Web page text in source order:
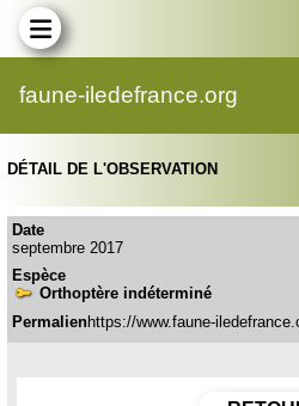
faune-iledefrance.org
DÉTAIL DE L'OBSERVATION
Date
septembre 2017
Espèce
Orthoptère indéterminé
Permalien